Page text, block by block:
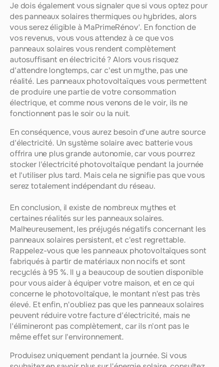
Je dois également vous signaler que si vous optez pour
des panneaux solaires thermiques ou hybrides, alors
vous serez éligible à MaPrimeRénov'. En fonction de
vos revenus, vous vous attendez à ce que vos
panneaux solaires vous rendent complètement
autosuffisant en électricité ? Alors vous risquez
d'attendre longtemps, car c'est un mythe, pas une
réalité. Les panneaux photovoltaïques vous permettent
de produire une partie de votre consommation
électrique, et comme nous venons de le voir, ils ne
fonctionnent pas le soir ou la nuit.
En conséquence, vous aurez besoin d'une autre source
d'électricité. Un système solaire avec batterie vous
offrira une plus grande autonomie, car vous pourrez
stocker l'électricité photovoltaïque pendant la journée
et l'utiliser plus tard. Mais cela ne signifie pas que vous
serez totalement indépendant du réseau.
En conclusion, il existe de nombreux mythes et
certaines réalités sur les panneaux solaires.
Malheureusement, les préjugés négatifs concernant les
panneaux solaires persistent, et c'est regrettable.
Rappelez-vous que les panneaux photovoltaïques sont
fabriqués à partir de matériaux non nocifs et sont
recyclés à 95 %. Il y a beaucoup de soutien disponible
pour vous aider à équiper votre maison, et en ce qui
concerne le photovoltaïque, le montant n'est pas très
élevé. Et enfin, n'oubliez pas que les panneaux solaires
peuvent réduire votre facture d'électricité, mais ne
l'élimineront pas complètement, car ils n'ont pas le
même effet sur l'environnement.
Produisez uniquement pendant la journée. Si vous